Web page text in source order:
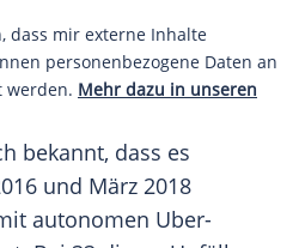
dass mir externe Inhalte
personenbezogene Daten an
Mehr dazu in unseren
bekannt, dass es
und März 2018
autonomen Uber-